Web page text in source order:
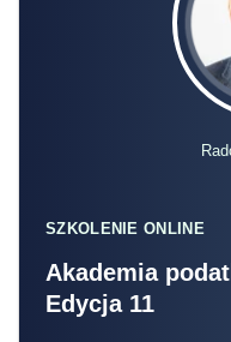
SZKOLENIE ONLINE
Akademia
Edycja 11